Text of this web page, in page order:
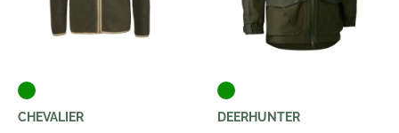
CHEVALIER
DEERHUNTER